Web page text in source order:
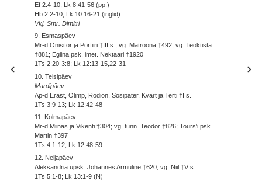
Ef 2:4-10; Lk 8:41-56 (pp.)
Hb 2:2-10; Lk 10:16-21 (inglid)
Vkj. Smr. Dimitri
9. Esmaspäev
Mr-d Onisifor ja Porfiiri †III s.; vg. Matroona †492; vg. Teoktista
†881; Egiina psk. imet. Nektaari †1920
1Ts 2:20-3:8; Lk 12:13-15,22-31
10. Teisipäev
Mardipäev
Ap-d Erast, Olimp, Rodion, Sosipater, Kvart ja Terti †I s.
1Ts 3:9-13; Lk 12:42-48
11. Kolmapäev
Mr-d Miinas ja Vikenti †304; vg. tunn. Teodor †826; Tours’i psk.
Martin †397
1Ts 4:1-12; Lk 12:48-59
12. Neljapäev
Aleksandria üpsk. Johannes Armuline †620; vg. Niil †V s.
1Ts 5:1-8; Lk 13:1-9 (N)